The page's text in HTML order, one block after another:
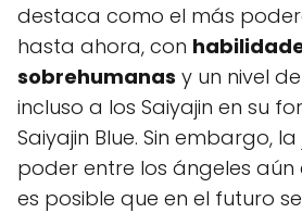
destaca como el más
hasta ahora, con
sobrehumanas y un nivel
incluso a los Saiyajin en su
Saiyajin Blue. Sin embargo,
poder entre los ángeles aún
es posible que en el futuro